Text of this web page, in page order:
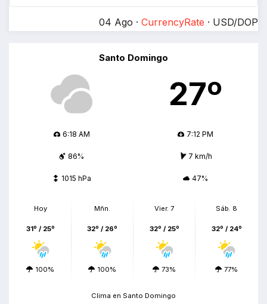
04 Ago · CurrencyRate · USD/DOP
Santo Domingo
27º
6:18 AM 7:12 PM
86% 7 km/h
1015 hPa 47%
Hoy
31º / 25º
100%
Mñn.
32º / 26º
100%
Vier. 7
32º / 25º
73%
Sáb. 8
32º / 24º
77%
Clima en Santo Domingo